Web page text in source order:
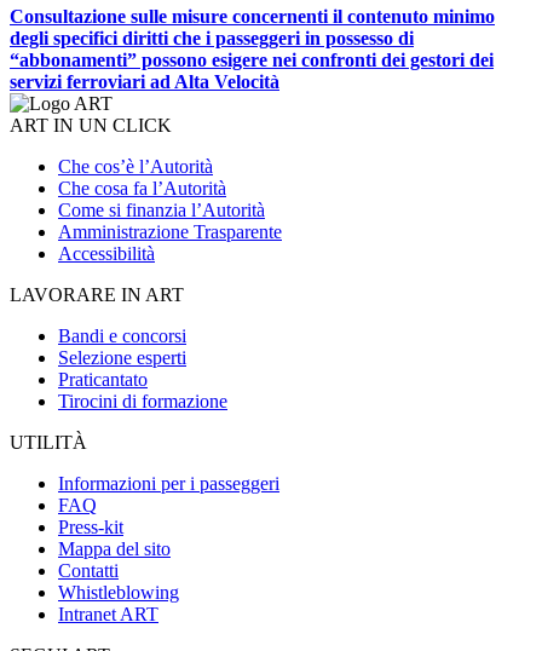
Consultazione sulle misure concernenti il contenuto minimo
degli specifici diritti che i passeggeri in possesso di
“abbonamenti” possono esigere nei confronti dei gestori dei
servizi ferroviari ad Alta Velocità
ART IN UN CLICK
Che cos’è l’Autorità
Che cosa fa l’Autorità
Come si finanzia l’Autorità
Amministrazione Trasparente
Accessibilità
LAVORARE IN ART
Bandi e concorsi
Selezione esperti
Praticantato
Tirocini di formazione
UTILITÀ
Informazioni per i passeggeri
FAQ
Press-kit
Mappa del sito
Contatti
Whistleblowing
Intranet ART